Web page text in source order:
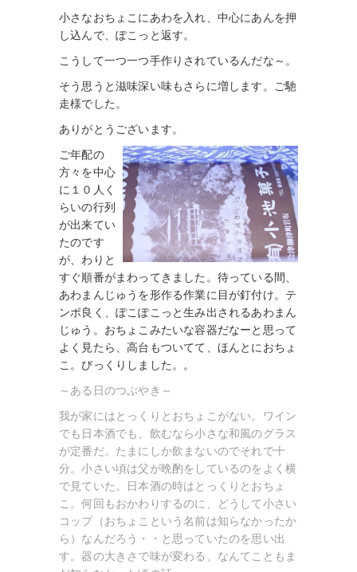
小さなおちょこにあわを入れ、中心にあんを押
し込んで、ぽこっと返す。
こうして一つ一つ手作りされているんだな～。
そう思うと滋味深い味もさらに増します。ご馳
走様でした。
ありがとうございます。
ご年配の
方々を中心
に１０人く
らいの行列
が出来てい
たのです
が、わりと
すぐ順番がまわってきました。待っている間、
あわまんじゅうを形作る作業に目が釘付け。テ
ンポ良く、ぽこぽこっと生み出されるあわまん
じゅう。おちょこみたいな容器だなーと思って
よく見たら、高台もついてて、ほんとにおちょ
こ。びっくりしました。。
～ある日のつぶやき～
我が家にはとっくりとおちょこがない。ワイン
でも日本酒でも、飲むなら小さな和風のグラス
が定番だ。たまにしか飲まないのでそれで十
分。小さい頃は父が晩酌をしているのをよく横
で見ていた。日本酒の時はとっくりとおちょ
こ。何回もおかわりするのに、どうして小さい
コップ（おちょこという名前は知らなかったか
ら）なんだろう・・と思っていたのを思い出
す。器の大きさで味が変わる、なんてこともま